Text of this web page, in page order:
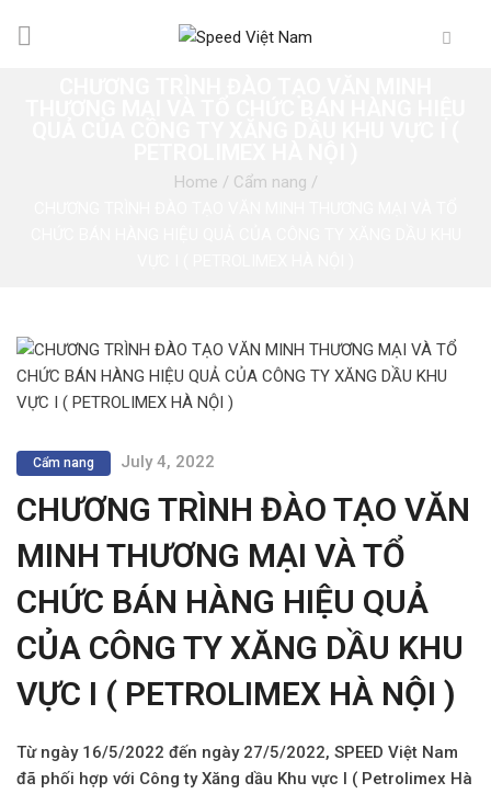
Home / Cẩm nang /
Cẩm nang July 4, 2022
CHƯƠNG TRÌNH ĐÀO TẠO VĂN
MINH THƯƠNG MẠI VÀ TỔ
CHỨC BÁN HÀNG HIỆU QUẢ
CỦA CÔNG TY XĂNG DẦU KHU
VỰC I ( PETROLIMEX HÀ NỘI )
Từ ngày 16/5/2022 đến ngày 27/5/2022, SPEED Việt Nam
đã phối hợp với Công ty Xăng dầu Khu vực I ( Petrolimex Hà